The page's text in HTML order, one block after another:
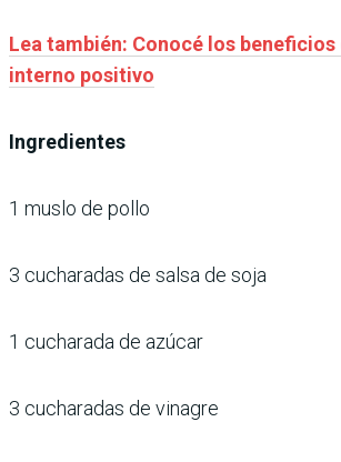
Lea también: Conocé los
interno positivo
Ingredientes
1 muslo de pollo
3 cucharadas de salsa de soja
1 cucharada de azúcar
3 cucharadas de vinagre